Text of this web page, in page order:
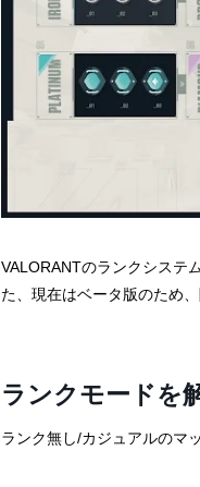
VALORANTのランクシステ
た、現在はベータ版のため
ランクモードを
ランク無し/カジュアルのマ